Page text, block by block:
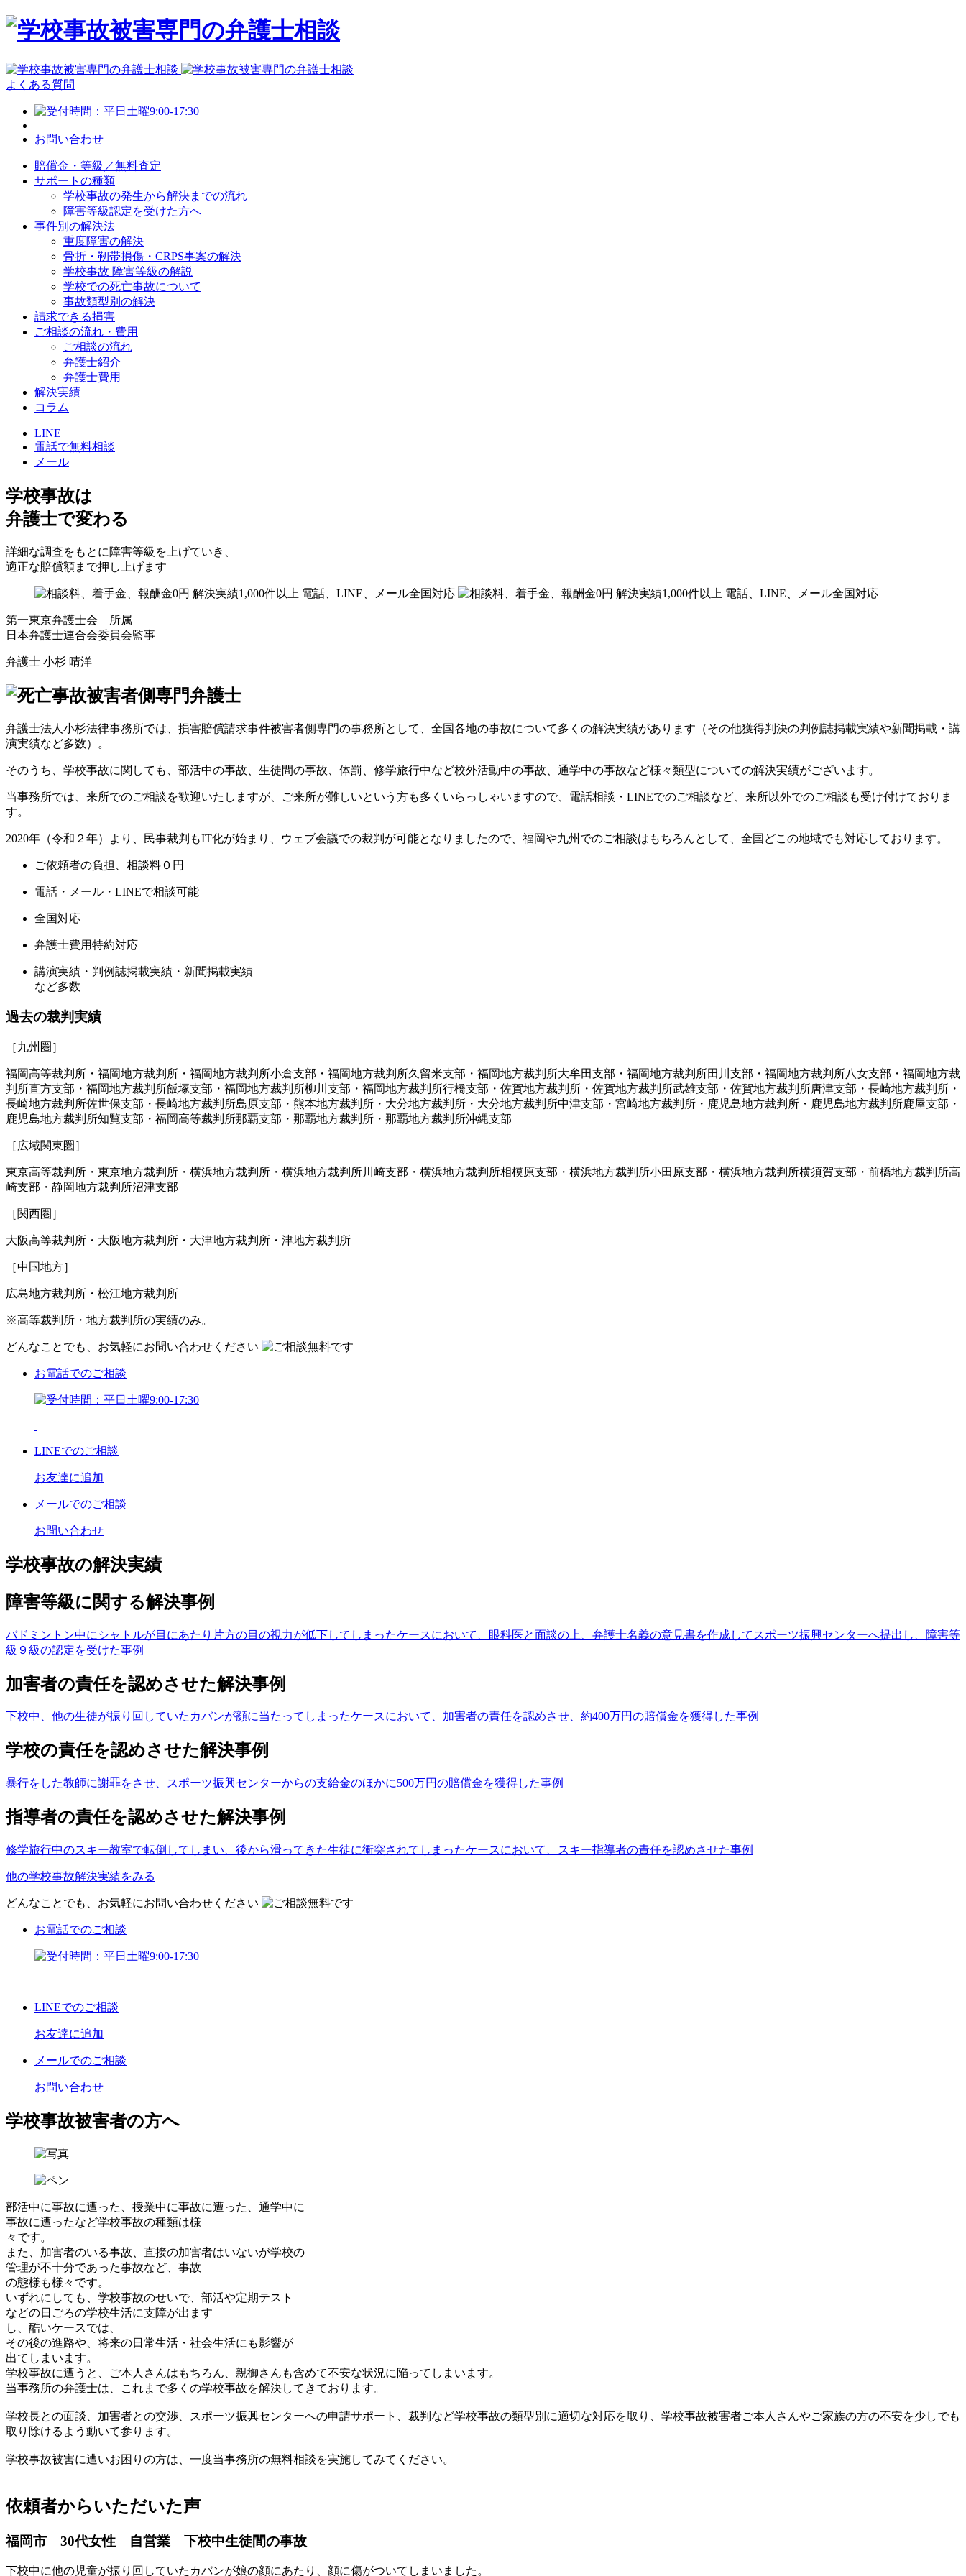
よくある質問
お問い合わせ
賠償金・等級／無料査定
サポートの種類
学校事故の発生から解決までの流れ
障害等級認定を受けた方へ
事件別の解決法
重度障害の解決
骨折・靭帯損傷・CRPS事案の解決
学校事故 障害等級の解説
学校での死亡事故について
事故類型別の解決
請求できる損害
ご相談の流れ・費用
ご相談の流れ
弁護士紹介
弁護士費用
解決実績
コラム
LINE
電話で無料相談
メール
学校事故は
弁護士で変わる
詳細な調査をもとに障害等級を上げていき、
適正な賠償額まで押し上げます
第一東京弁護士会 所属
日本弁護士連合会委員会監事
弁護士 小杉 晴洋
弁護士法人小杉法律事務所では、損害賠償請求事件被害者側専門の事務所として、全国各地の事故について多くの解決実績があります（その他獲得判決の判例誌掲載実績や新聞掲載・講
演実績など多数）。
そのうち、学校事故に関しても、部活中の事故、生徒間の事故、体罰、修学旅行中など校外活動中の事故、通学中の事故など様々類型についての解決実績がございます。
当事務所では、来所でのご相談を歓迎いたしますが、ご来所が難しいという方も多くいらっしゃいますので、電話相談・LINEでのご相談など、来所以外でのご相談も受け付けておりま
す。
2020年（令和２年）より、民事裁判もIT化が始まり、ウェブ会議での裁判が可能となりましたので、福岡や九州でのご相談はもちろんとして、全国どこの地域でも対応しております。
ご依頼者の負担、 相談料０円
電話・メール・LINEで相談可能
全国対応
弁護士費用特約対応
講演実績・判例誌掲載実績・新聞掲載実績
など多数
過去の裁判実績
［九州圏］
福岡高等裁判所・福岡地方裁判所・福岡地方裁判所小倉支部・福岡地方裁判所久留米支部・福岡地方裁判所大牟田支部・福岡地方裁判所田川支部・福岡地方裁判所八女支部・福岡地方裁
判所直方支部・福岡地方裁判所飯塚支部・福岡地方裁判所柳川支部・福岡地方裁判所行橋支部・佐賀地方裁判所・佐賀地方裁判所武雄支部・佐賀地方裁判所唐津支部・長崎地方裁判所・
長崎地方裁判所佐世保支部・長崎地方裁判所島原支部・熊本地方裁判所・大分地方裁判所・大分地方裁判所中津支部・宮崎地方裁判所・鹿児島地方裁判所・鹿児島地方裁判所鹿屋支部・
鹿児島地方裁判所知覧支部・福岡高等裁判所那覇支部・那覇地方裁判所・那覇地方裁判所沖縄支部
［広域関東圏］
東京高等裁判所・東京地方裁判所・横浜地方裁判所・横浜地方裁判所川崎支部・横浜地方裁判所相模原支部・横浜地方裁判所小田原支部・横浜地方裁判所横須賀支部・前橋地方裁判所高
崎支部・静岡地方裁判所沼津支部
［関西圏］
大阪高等裁判所・大阪地方裁判所・大津地方裁判所・津地方裁判所
［中国地方］
広島地方裁判所・松江地方裁判所
※高等裁判所・地方裁判所の実績のみ。
どんなことでも、お気軽にお問い合わせください
お電話でのご相談
LINEでのご相談
お友達に追加
メールでのご相談
お問い合わせ
学校事故の解決実績
障害等級に関する解決事例
バドミントン中にシャトルが目にあたり片方の目の視力が低下してしまったケースにおいて、眼科医と面談の上、弁護士名義の意見書を作成してスポーツ振興センターへ提出し、障害等
級９級の認定を受けた事例
加害者の責任を認めさせた解決事例
下校中、他の生徒が振り回していたカバンが顔に当たってしまったケースにおいて、加害者の責任を認めさせ、約400万円の賠償金を獲得した事例
学校の責任を認めさせた解決事例
暴行をした教師に謝罪をさせ、スポーツ振興センターからの支給金のほかに500万円の賠償金を獲得した事例
指導者の責任を認めさせた解決事例
修学旅行中のスキー教室で転倒してしまい、後から滑ってきた生徒に衝突されてしまったケースにおいて、スキー指導者の責任を認めさせた事例
他の学校事故解決実績をみる
どんなことでも、お気軽にお問い合わせください
お電話でのご相談
LINEでのご相談
お友達に追加
メールでのご相談
お問い合わせ
学校事故被害者の方へ
部活中に事故に遭った、授業中に事故に遭った、通学中に
事故に遭ったなど学校事故の種類は様
々です。
また、加害者のいる事故、直接の加害者はいないが学校の
管理が不十分であった事故など、事故
の態様も様々です。
いずれにしても、学校事故のせいで、部活や定期テスト
などの日ごろの学校生活に支障が出ます
し、酷いケースでは、
その後の進路や、将来の日常生活・社会生活にも影響が
出てしまいます。
学校事故に遭うと、ご本人さんはもちろん、親御さんも含めて不安な状況に陥ってしまいます。
当事務所の弁護士は、これまで多くの学校事故を解決してきております。
学校長との面談、加害者との交渉、スポーツ振興センターへの申請サポート、裁判など学校事故の類型別に適切な対応を取り、学校事故被害者ご本人さんやご家族の方の不安を少しでも
取り除けるよう動いて参ります。
学校事故被害に遭いお困りの方は、一度当事務所の無料相談を実施してみてください。
依頼者からいただいた声
福岡市 30代女性 自営業 下校中生徒間の事故
下校中に他の児童が振り回していたカバンが娘の顔にあたり、顔に傷がついてしまいました。